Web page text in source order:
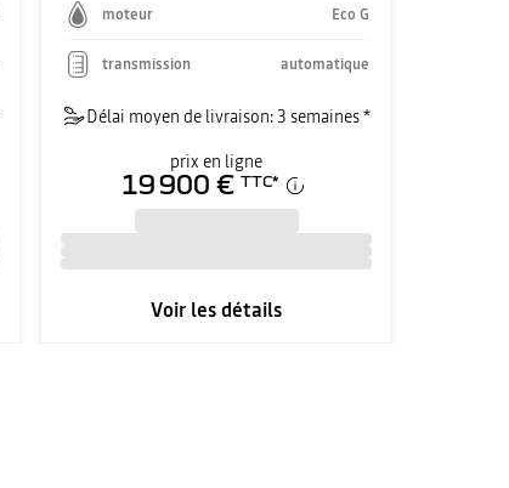
moteur Eco G
transmission automatique
Délai moyen de livraison: 3 semaines *
prix en ligne
19 900 € TTC*
Voir les détails